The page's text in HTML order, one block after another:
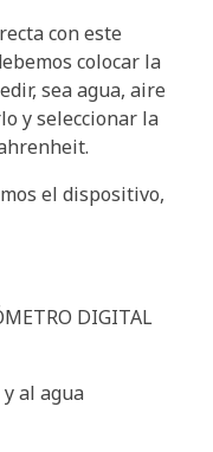
con este
colocar la
sea agua, aire
y seleccionar la
el dispositivo,
DIGITAL
al agua